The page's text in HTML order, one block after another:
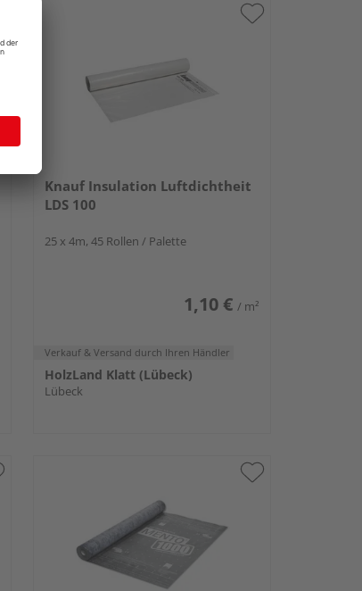
Knauf Insulation Luftdichtheit
LDS 100
25 x 4m, 45 Rollen / Palette
1,10 € / m²
Verkauf & Versand durch Ihren Händler
HolzLand Klatt (Lübeck)
Lübeck